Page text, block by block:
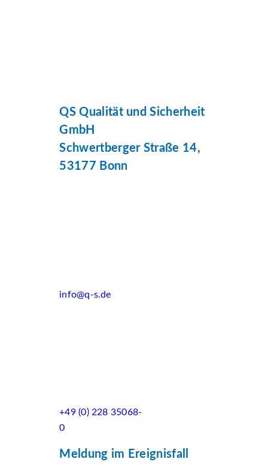
QS Qualität und Sicherheit
GmbH
Schwertberger Straße 14,
53177 Bonn
info@q-s.de
+49 (0) 228 35068-
0
Meldung im Ereignisfall